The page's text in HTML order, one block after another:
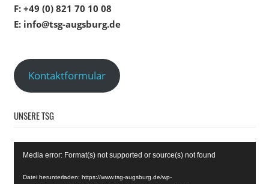
F: +49 (0) 821 70 10 08
E: info@tsg-augsburg.de
Kontaktformular
UNSERE TSG
Media error: Format(s) not supported or source(s) not found
Datei herunterladen: https://www.tsg-augsburg.de/wp-